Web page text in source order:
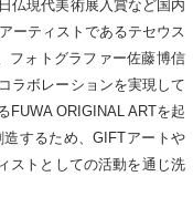
仏現代美術展入賞など国内
ーティストであるテセウス
フォトグラファー佐藤博信
ラボレーションを実現して
FUWA ORIGINAL ARTを起
するため、GIFTアートや
ストとしての活動を通じ洗